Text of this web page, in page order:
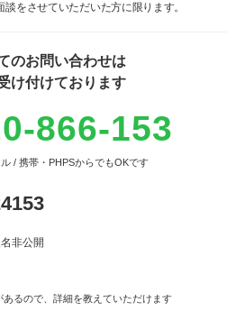
をさせていただいた方に限ります。
のお問い合わせは
け付けております
866-153
/ 携帯・PHPSからでもOKです
非公開
あるので、詳細を教えていただけます